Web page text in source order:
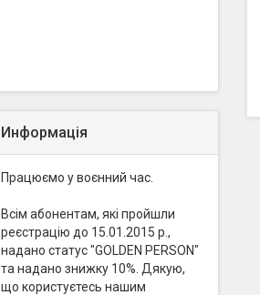
Информація
Працюємо у воєнний час.
Всім абонентам, які пройшли
реєстрацію до 15.01.2015 р.,
надано статус "GOLDEN PERSON"
та надано знижку 10%. Дякую,
що користуєтесь нашим